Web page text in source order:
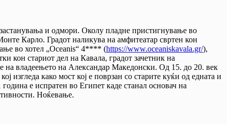
и одмори. Околу пладне пристигнување во
Карло. Градот наликува на амфитеатар свртен кон
во хотел „Oceanis“ 4**** (https://www.oceaniskavala.gr/),
кон стариот дел на Кавала, градот зачетник на
на владеењето на Александар Македонски. Од 15. до 20. век
изгледа како мост кој е поврзан со старите куќи од едната и
е испратен во Египет каде станал основач на
Ноќевање.